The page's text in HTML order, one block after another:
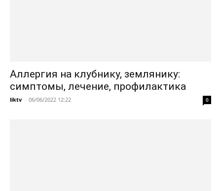
Аллергия на клубнику, землянику:
симптомы, лечение, профилактика
liktv - 06/06/2022 12:22 0